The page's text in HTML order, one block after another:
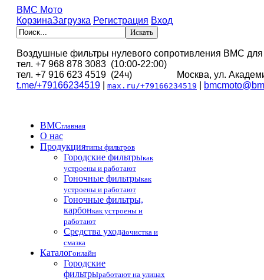
BMC Мото
КорзинаЗагрузка Регистрация Вход
Воздушные фильтры нулевого сопротивления BMC
тел. +7 968 878 3083 (10:00-22:00)
тел. +7 916 623 4519 (24ч) Москва, ул.
t.me/+79166234519
max.ru/+79166234519
BMCглавная
О нас
Продукциятипы фильтров
Городские фильтрыкак
устроены и работают
Гоночные фильтрыкак
устроены и работают
Гоночные фильтры,
карбонкак устроены и
работают
Средства уходаочистка и
смазка
Каталогонлайн
Городские
фильтрыработают на улицах